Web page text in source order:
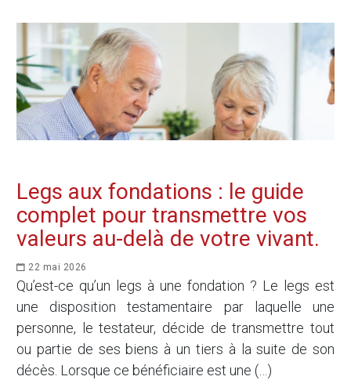
Legs aux fondations : le guide
complet pour transmettre vos
valeurs au-delà de votre vivant.
22 mai 2026
Qu’est-ce qu’un legs à une fondation ? Le legs est
une disposition testamentaire par laquelle une
personne, le testateur, décide de transmettre tout
ou partie de ses biens à un tiers à la suite de son
décès. Lorsque ce bénéficiaire est une (…)